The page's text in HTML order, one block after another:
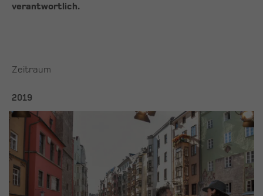
verantwortlich.
Zeitraum
2019